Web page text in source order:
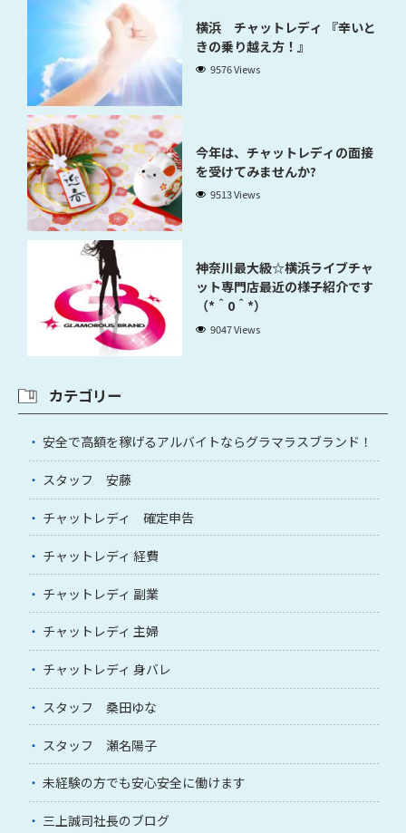
横浜 チャットレディ 『辛いと
きの乗り越え方！』
9576 Views
今年は、チャットレディの面接
を受けてみませんか?
9513 Views
神奈川最大級☆横浜ライブチャ
ット専門店最近の様子紹介です
（*＾0＾*）
9047 Views
カテゴリー
安全で高額を稼げるアルバイトならグラマラスブランド！
スタッフ 安藤
チャットレディ 確定申告
チャットレディ 経費
チャットレディ 副業
チャットレディ 主婦
チャットレディ 身バレ
スタッフ 桑田ゆな
スタッフ 瀬名陽子
未経験の方でも安心安全に働けます
三上誠司社長のブログ